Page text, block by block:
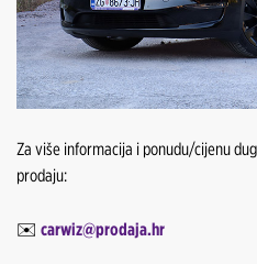
Za više informacija i ponudu/cijenu
prodaju:
✉️ carwiz@prodaja.hr